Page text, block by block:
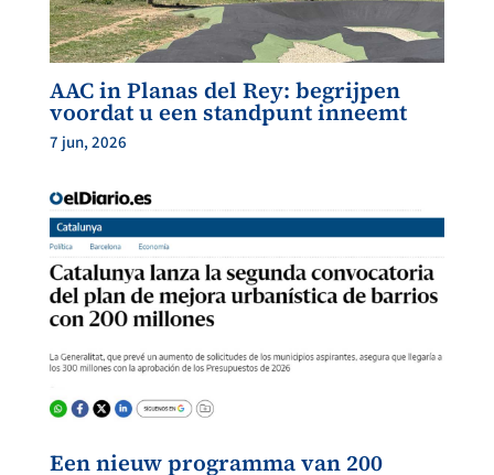
AAC in Planas del Rey: begrijpen
voordat u een standpunt inneemt
7 jun, 2026
Een nieuw programma van 200